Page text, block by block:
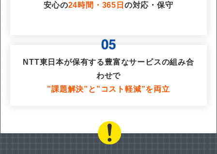
安心の24時間・365日 の対応・保守
NTT東日本が保有する豊富なサービスの組み合
わせで
”課題解決”と”コスト軽減”を両立